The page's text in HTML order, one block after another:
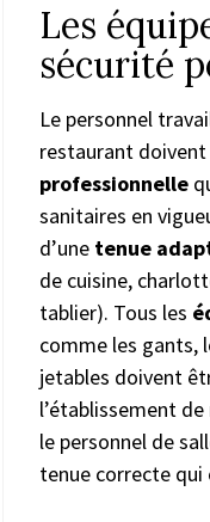
Les
sécurité
Le personnel
restaurant
professionnelle
sanitaires en
d’une tenue
de cuisine,
tablier). Tous les
comme les gants,
jetables doivent
l’établissement
le personnel de
tenue correcte qui